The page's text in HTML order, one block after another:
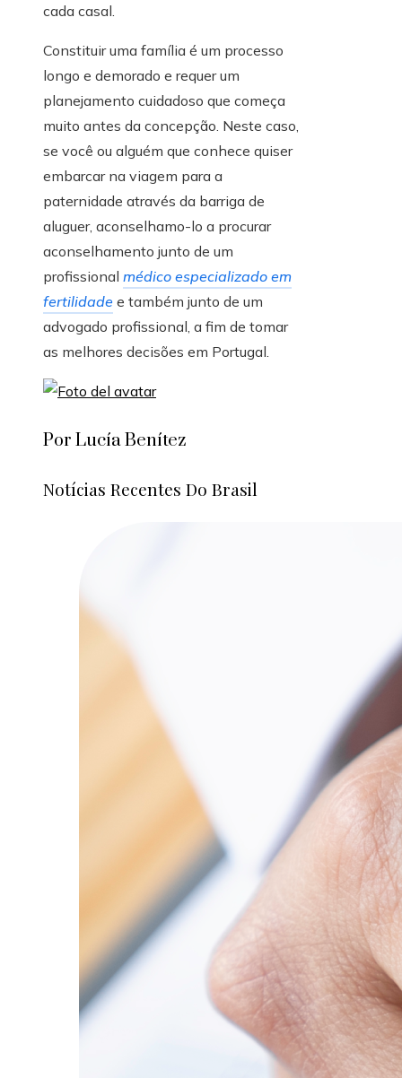
cada casal.
Constituir uma família é um processo
longo e demorado e requer um
planejamento cuidadoso que começa
muito antes da concepção. Neste caso,
se você ou alguém que conhece quiser
embarcar na viagem para a
paternidade através da barriga de
aluguer, aconselhamo-lo a procurar
aconselhamento junto de um
profissional médico especializado em
fertilidade e também junto de um
advogado profissional, a fim de tomar
as melhores decisões em Portugal.
Por Lucía Benítez
Notícias Recentes Do Brasil